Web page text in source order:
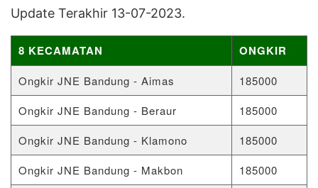
Update Terakhir 13-07-2023.
8 KECAMATAN ONGKIR
Ongkir JNE Bandung - Aimas
185000
Ongkir JNE Bandung - Beraur
185000
Ongkir JNE Bandung - Klamono
185000
Ongkir JNE Bandung - Makbon
185000